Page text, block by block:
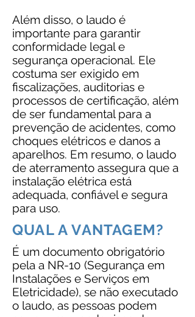
Além disso, o laudo é
importante para garantir
conformidade legal e
segurança operacional. Ele
costuma ser exigido em
fiscalizações, auditorias e
processos de certificação, além
de ser fundamental para a
prevenção de acidentes, como
choques elétricos e danos a
aparelhos. Em resumo, o laudo
de aterramento assegura que a
instalação elétrica está
adequada, confiável e segura
para uso.
QUAL A VANTAGEM?
É um documento obrigatório
pela a NR-10 (Segurança em
Instalações e Serviços em
Eletricidade), se não executado
o laudo, as pessoas podem